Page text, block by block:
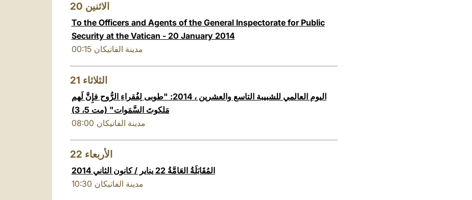
20 الاثنين
To the Officers and Agents of the General Inspectorate for Public
Security at the Vatican - 20 January 2014
00:15 مدينة الفاتيكان
21 الثلاثاء
اليوم العالمي للشبيبة التاسع والعشرين ، 2014: "طوبى لِفُقراءِ الرُّوح فإِنَّ لَهم
مَلكوتَ السَّمَوات" (مت 5، 3)
08:00 مدينة الفاتيكان
22 الأربعاء
المُقَابَلَةُ العَامَّةُ 22 يناير / كانون الثاني 2014
10:30 مدينة الفاتيكان